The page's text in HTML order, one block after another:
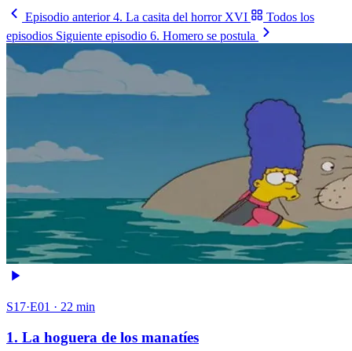
Episodio anterior4. La casita del horror XVI
Todos los
episodios Siguiente episodio 6. Homero se postula
S17·E01 · 22 min
1. La hoguera de los manatíes